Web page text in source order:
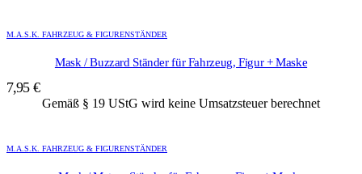
M.A.S.K. FAHRZEUG & FIGURENSTÄNDER
Mask / Buzzard Ständer für Fahrzeug, Figur + Maske
7,95 €
Gemäß § 19 UStG wird keine Umsatzsteuer berechnet
M.A.S.K. FAHRZEUG & FIGURENSTÄNDER